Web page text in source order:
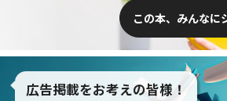
この本、みんなに
広告掲載をお考えの皆様！